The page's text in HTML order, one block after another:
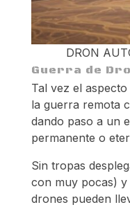
DRON
Guerra de
Tal vez el
la guerra remota
dando paso a un
permanente o
Sin tropas
con muy pocas)
drones pueden